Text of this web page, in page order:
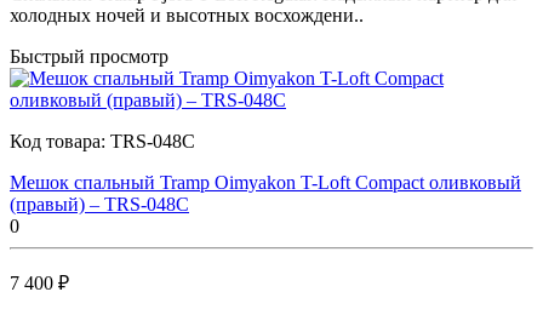
холодных ночей и высотных восхождени..
Быстрый просмотр
Код товара: TRS-048С
Мешок спальный Tramp Oimyakon T-Loft Compact оливковый
(правый) – TRS-048C
0
7 400 ₽